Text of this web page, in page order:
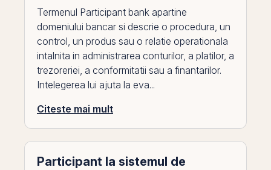
Termenul Participant bank apartine
domeniului bancar si descrie o procedura, un
control, un produs sau o relatie operationala
intalnita in administrarea conturilor, a platilor, a
trezoreriei, a conformitatii sau a finantarilor.
Intelegerea lui ajuta la eva...
Citeste mai mult
Participant la sistemul de